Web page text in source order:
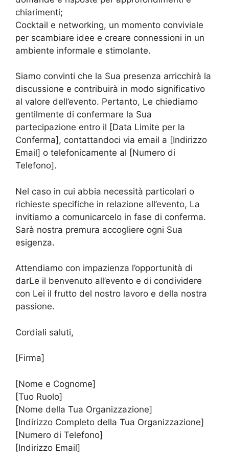
chiarimenti;
Cocktail e networking, un momento conviviale
per scambiare idee e creare connessioni in un
ambiente informale e stimolante.
Siamo convinti che la Sua presenza arricchirà la
discussione e contribuirà in modo significativo
al valore dell’evento. Pertanto, Le chiediamo
gentilmente di confermare la Sua
partecipazione entro il [Data Limite per la
Conferma], contattandoci via email a [Indirizzo
Email] o telefonicamente al [Numero di
Telefono].
Nel caso in cui abbia necessità particolari o
richieste specifiche in relazione all’evento, La
invitiamo a comunicarcelo in fase di conferma.
Sarà nostra premura accogliere ogni Sua
esigenza.
Attendiamo con impazienza l’opportunità di
darLe il benvenuto all’evento e di condividere
con Lei il frutto del nostro lavoro e della nostra
passione.
Cordiali saluti,
[Firma]
[Nome e Cognome]
[Tuo Ruolo]
[Nome della Tua Organizzazione]
[Indirizzo Completo della Tua Organizzazione]
[Numero di Telefono]
[Indirizzo Email]